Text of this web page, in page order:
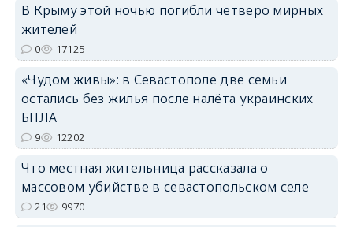
В Крыму этой ночью погибли четверо мирных
жителей
0 17125
«Чудом живы»: в Севастополе две семьи
остались без жилья после налёта украинских
БПЛА
9 12202
Что местная жительница рассказала о
массовом убийстве в севастопольском селе
21 9970